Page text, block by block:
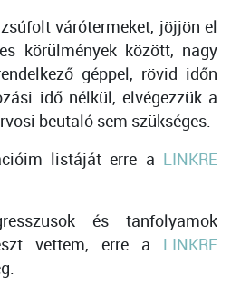
várótermeket, jöjjön el
körülmények között, nagy
géppel, rövid időn
idő nélkül, elvégezzük a
beutaló sem szükséges.
listáját erre a LINKRE
és tanfolyamok
vettem, erre a LINKRE